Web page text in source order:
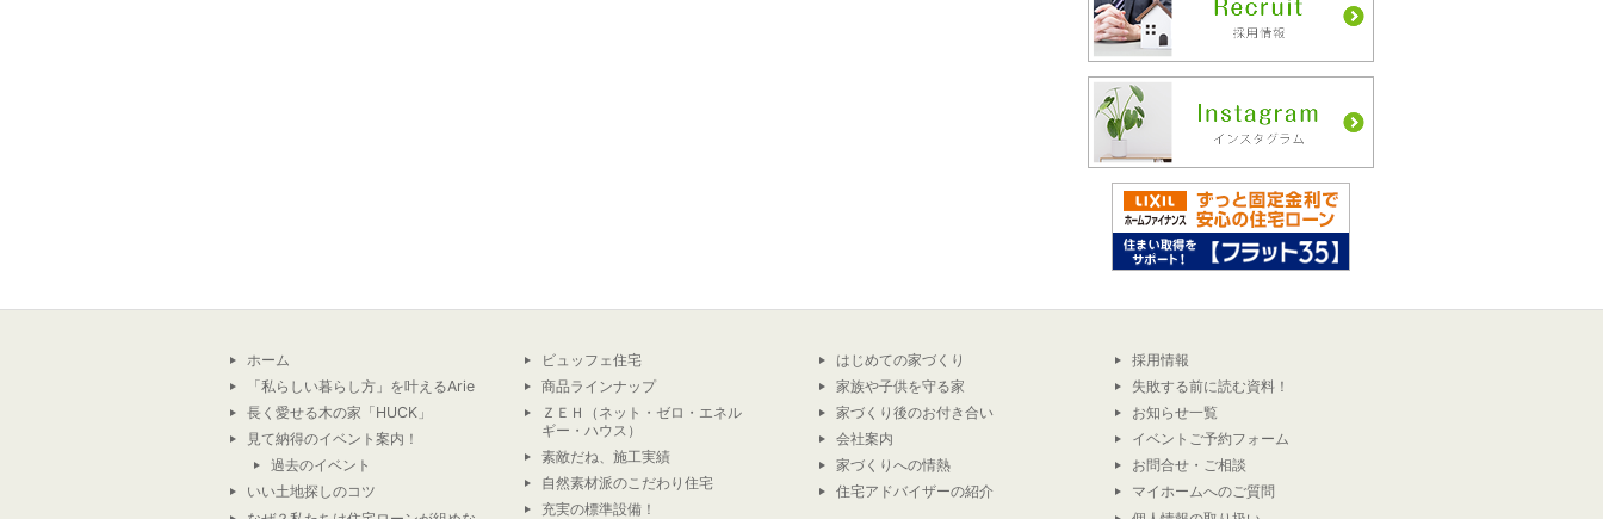
ホーム
「私らしい暮らし方」を叶えるArie
長く愛せる木の家「HUCK」
見て納得のイベント案内！
過去のイベント
いい土地探しのコツ
ビュッフェ住宅
商品ラインナップ
ＺＥＨ（ネット・ゼロ・エネル
ギー・ハウス）
素敵だね、施工実績
自然素材派のこだわり住宅
充実の標準設備！
はじめての家づくり
家族や子供を守る家
家づくり後のお付き合い
会社案内
家づくりへの情熱
住宅アドバイザーの紹介
採用情報
失敗する前に読む資料！
お知らせ一覧
イベントご予約フォーム
お問合せ・ご相談
マイホームへのご質問